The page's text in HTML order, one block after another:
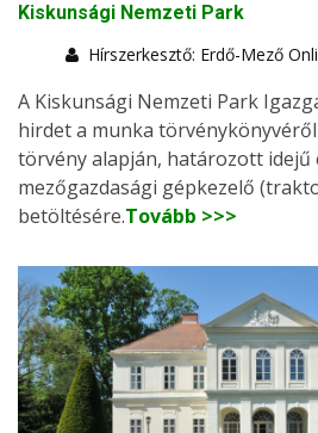
Kiskunsági Nemzeti Park
Hírszerkesztő: Erdő-Mező
A Kiskunsági Nemzeti Park
hirdet a munka törvénykönyvéről
törvény alapján, határozott idejű
mezőgazdasági gépkezelő
betöltésére.Tovább >>>